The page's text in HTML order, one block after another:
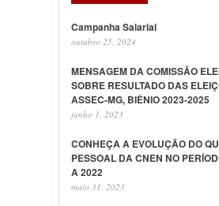
Campanha Salarial
outubro 25, 2024
MENSAGEM DA COMISSÃO
SOBRE RESULTADO DAS
ASSEC-MG, BIÊNIO 2023-2025
junho 1, 2023
CONHEÇA A EVOLUÇÃO DO
PESSOAL DA CNEN NO
A 2022
maio 31, 2023